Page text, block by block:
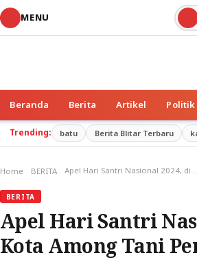
MENU
Beranda Berita Artikel Politik
Trending: batu Berita Blitar Terbaru
Home BERITA
BERITA
Apel Hari Santri
Kota Among Tani